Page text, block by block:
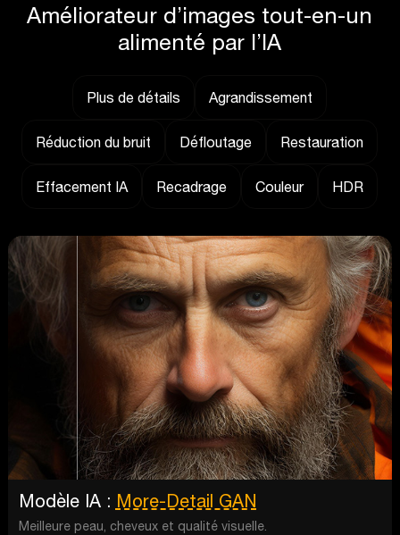
Améliorateur d’images tout-en-un
alimenté par l’IA
Plus de détails Agrandissement
Réduction du bruit Défloutage Restauration
Effacement IA Recadrage Couleur HDR
Modèle IA : More-Detail GAN
Meilleure peau, cheveux et qualité visuelle.